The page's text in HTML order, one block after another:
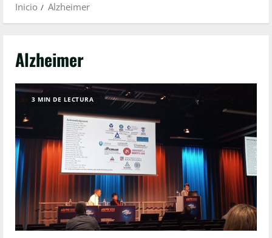
Inicio Alzheimer
Alzheimer
3 MIN DE LECTURA